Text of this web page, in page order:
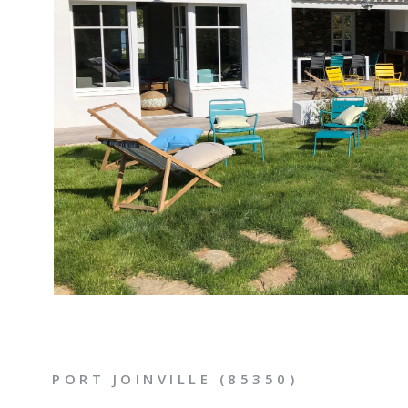
VOIR LE
PORT JOINVILLE (85350)